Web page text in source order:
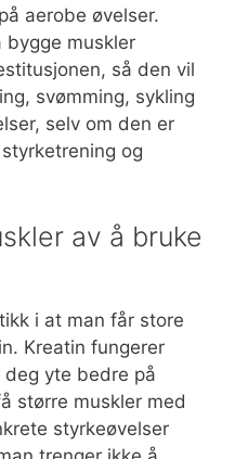
aerobe øvelser.
bygge muskler
så den vil
svømming, sykling
selv om den er
og
av å bruke
i at man får store
Kreatin fungerer
yte bedre på
større muskler med
styrkeøvelser